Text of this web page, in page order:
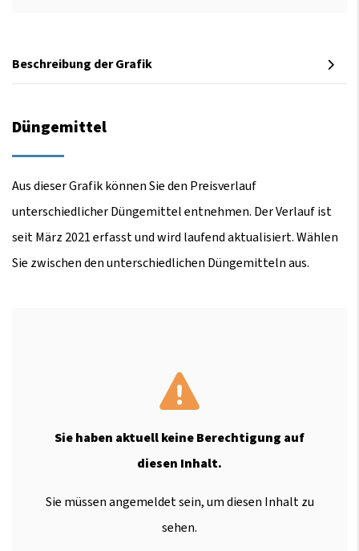
Beschreibung der Grafik
Düngemittel
Aus dieser Grafik können Sie den Preisverlauf
unterschiedlicher Düngemittel entnehmen. Der Verlauf ist
seit März 2021 erfasst und wird laufend aktualisiert. Wählen
Sie zwischen den unterschiedlichen Düngemitteln aus.
Sie haben aktuell keine Berechtigung auf
diesen Inhalt.
Sie müssen angemeldet sein, um diesen Inhalt zu
sehen.